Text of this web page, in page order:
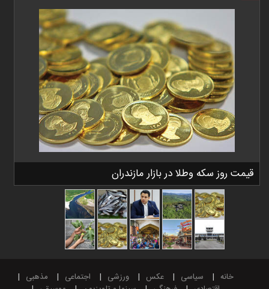
قیمت روز سکه وطلا در بازار مازندران
خانه سیاسی عکس ورزشی اجتماعی
مذهبی